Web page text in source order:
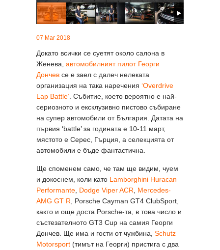
07 Mar 2018
Докато всички се суетят около салона в
Женева, автомобилният пилот Георги
Дончев се е заел с далеч нелеката
организация на така наречения ‘Overdrive
Lap Battle’ . Събитие, което вероятно е най-
сериозното и ексклузивно пистово събиране
на супер автомобили от България. Датата на
първия ‘battle’ за годината е 10-11 март,
мястото е Серес, Гърция, а селекцията от
автомобили е бъде фантастична.
Ще споменем само, че там ще видим, чуем
и докоснем, коли като Lamborghini Huracan
Performante Dodge Viper ACR
Mercedes-
AMG GT R , Porsche Cayman GT4 ClubSport,
както и още доста Porsche-та, в това число и
състезателното GT3 Cup на самия Георги
Дончев. Ще има и гости от чужбина, Schutz
Motorsport (тимът на Георги) пристига с два